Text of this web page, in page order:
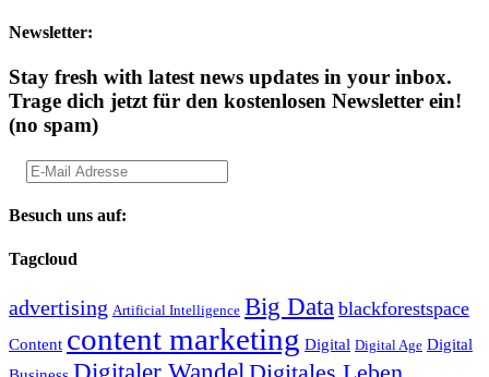
Newsletter:
Stay fresh with latest news updates in your inbox.
Trage dich jetzt für den kostenlosen Newsletter ein!
(no spam)
Besuch uns auf:
Tagcloud
advertising Artificial Intelligence Big Data blackforestspace
Content content marketing Digital Digital Age Digital
Digitaler Wandel